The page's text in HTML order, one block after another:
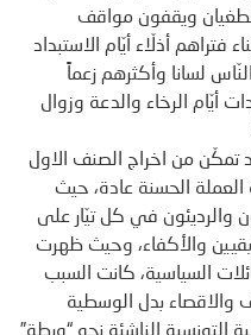
ويقفون مواقف
فتراهم أذلّاء أيّام الاستبداد
لسانا وأكثرهم زعماً
أيّام الرخاء والدعة وزوال
تمكّن من اخراج الصنف الاول
العملة الحسنة عادة، حيث
والرديئون في كل تيّار على
والأكفاء، وحيث ظهرت
السياسية، كانت السبب
والاقصاء بدل الوسطية
التونسية الناشئة نحو “ورطة”